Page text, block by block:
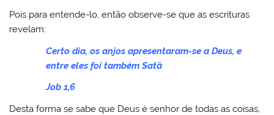
Pois para entende-lo, então observe-se que as escrituras
revelam:
Certo dia, os anjos apresentaram-se a Deus, e
entre eles foi também Satã
Job 1,6
Desta forma se sabe que Deus é senhor de todas as coisas,